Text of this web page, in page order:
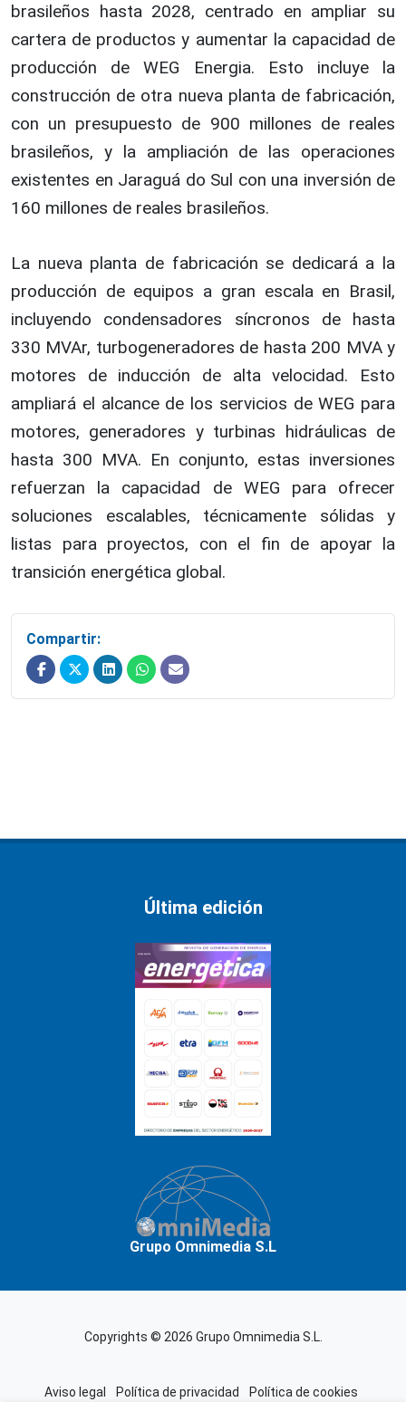
brasileños hasta 2028, centrado en ampliar su
cartera de productos y aumentar la capacidad de
producción de WEG Energia. Esto incluye la
construcción de otra nueva planta de fabricación,
con un presupuesto de 900 millones de reales
brasileños, y la ampliación de las operaciones
existentes en Jaraguá do Sul con una inversión de
160 millones de reales brasileños.
La nueva planta de fabricación se dedicará a la
producción de equipos a gran escala en Brasil,
incluyendo condensadores síncronos de hasta
330 MVAr, turbogeneradores de hasta 200 MVA y
motores de inducción de alta velocidad. Esto
ampliará el alcance de los servicios de WEG para
motores, generadores y turbinas hidráulicas de
hasta 300 MVA. En conjunto, estas inversiones
refuerzan la capacidad de WEG para ofrecer
soluciones escalables, técnicamente sólidas y
listas para proyectos, con el fin de apoyar la
transición energética global.
Compartir:
Última edición
Grupo Omnimedia S.L
Copyrights © 2026 Grupo Omnimedia S.L.
Aviso legal Política de privacidad Política de cookies